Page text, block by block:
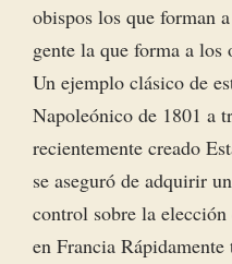
obispos los que forman
gente la que forma a los
Un ejemplo clásico de
Napoleónico de 1801 a
recientemente creado
se aseguró de adquirir
control sobre la
en Francia